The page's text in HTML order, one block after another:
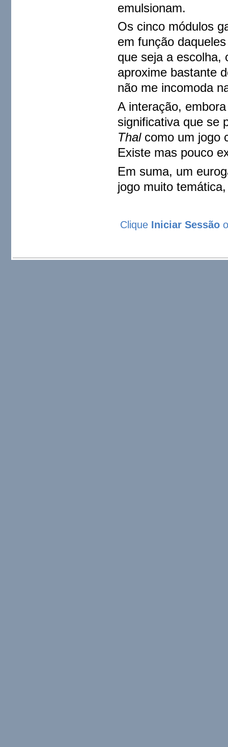
emulsionam.
Os cinco módulos
em função
que seja a escolha,
aproxime bastante
não me incomoda
A interação,
significativa que se
Thalcomo um jogo
Existe mas pouco
Em suma, um
jogo muito
Clique Iniciar Sessão